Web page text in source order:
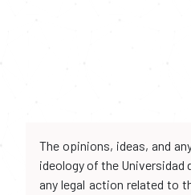
The opinions, ideas, and
ideology of the
any legal action related to